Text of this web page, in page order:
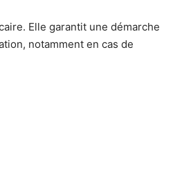
Elle garantit une démarche
notamment en cas de